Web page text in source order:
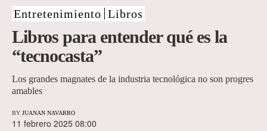
Entretenimiento Libros
Libros para entender qué es la
“tecnocasta”
Los grandes magnates de la industria tecnológica no son progres
amables
BY JUANAN NAVARRO
11 febrero 2025 08:00